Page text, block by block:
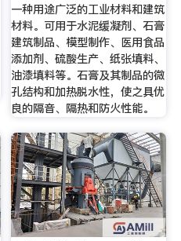
一种用途广泛的工业材料和建筑
材料。可用于水泥缓凝剂、石膏
建筑制品、模型制作、医用食品
添加剂、硫酸生产、纸张填料、
油漆填料等。石膏及其制品的微
孔结构和加热脱水性，使之具优
良的隔音、隔热和防火性能。